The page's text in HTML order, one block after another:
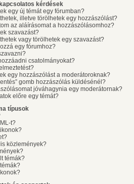
kérdések
egy új témát egy fórumban?
illetve törölhetek egy hozzászólást?
az aláírásomat a hozzászólásomhoz?
szavazást?
vagy törölhetek egy szavazást?
egy fórumhoz?
csatolmányokat?
egy hozzászólást a moderátoroknak?
gomb hozzászólás küldésénél?
jóváhagynia egy moderátornak?
előre egy témát?
típusok
t?
közlemények?
témák?